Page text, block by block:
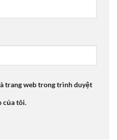
trang web trong trình duyệt
của tôi.